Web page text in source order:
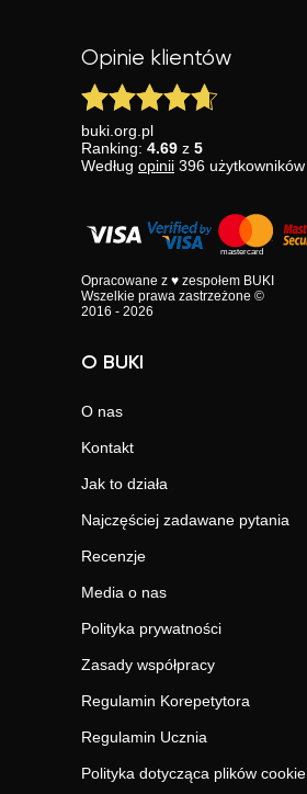
Opinie klientów
buki.org.pl
Ranking: 4.69 z 5
Według opinii 396 użytkowników
Opracowane z ♥ zespołem BUKI
Wszelkie prawa zastrzeżone ©
2016 - 2026
O BUKI
O nas
Kontakt
Jak to działa
Najczęściej zadawane pytania
Recenzje
Media o nas
Polityka prywatności
Zasady współpracy
Regulamin Korepetytora
Regulamin Ucznia
Polityka dotycząca plików cookie